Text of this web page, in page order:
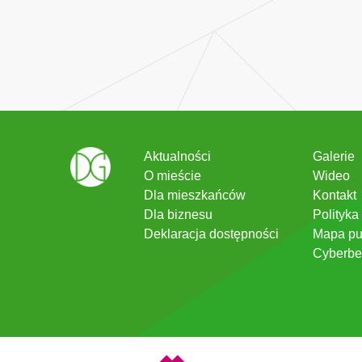
Aktualności
O mieście
Dla mieszkańców
Dla biznesu
Deklaracja dostępności
Galerie
Wideo
Kontakt
Mapa